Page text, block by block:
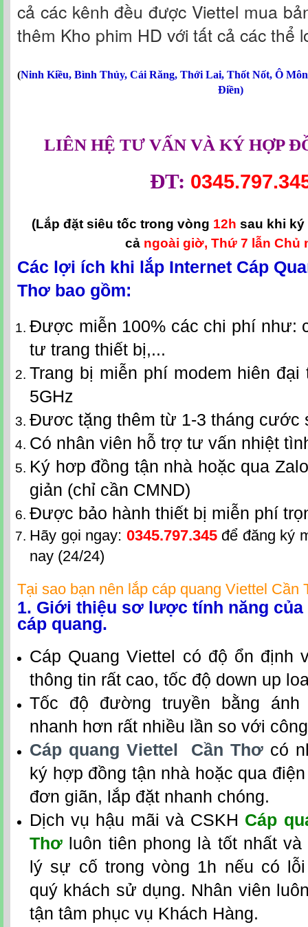
cả các kênh đều được Viettel mua
thêm Kho phim HD với tất cả các thể
(Ninh Kiều, Bình Thủy, Cái Răng, Thới Lai, Thốt Nốt, Ô Môn
Điền)
LIÊN HỆ TƯ VẤN VÀ KÝ HỢP
ĐT:
(Lắp đặt siêu tốc trong vòng 12h sau khi
cả ngoài giờ, Thứ 7 lẫn Chủ
Các lợi ích khi lắp Internet Cáp
Thơ bao gồm:
Được miễn 100% các chi phí như:
tư trang thiết bị,...
Trang bị miễn phí modem hiên
5GHz
Đươc tặng thêm từ 1-3 tháng cước
Có nhân viên hỗ trợ tư vấn nhiệt
Ký hơp đồng tận nhà hoặc qua
giản (chỉ cần CMND)
Được bảo hành thiết bị miễn phí
Hãy gọi ngay: 0345.797.345 để đăng ký
nay (24/24)
Tại sao bạn nên lắp cáp quang Viettel Cần
1. Giới thiệu sơ lược tính năng
cáp quang.
Cáp Quang Viettel có độ ổn định
thông tin rất cao, tốc độ down up
Tốc độ đường truyền bằng
nhanh hơn rất nhiều lần so với
Cáp quang Viettel Cần Thơ có
ký hợp đồng tận nhà hoặc qua
đơn giãn, lắp đặt nhanh chóng.
Dịch vụ hậu mãi và CSKH Cáp
Thơ luôn tiên phong là tốt nhất
lý sự cố trong vòng 1h nếu có
quý khách sử dụng. Nhân viên
tận tâm phục vụ Khách Hàng.